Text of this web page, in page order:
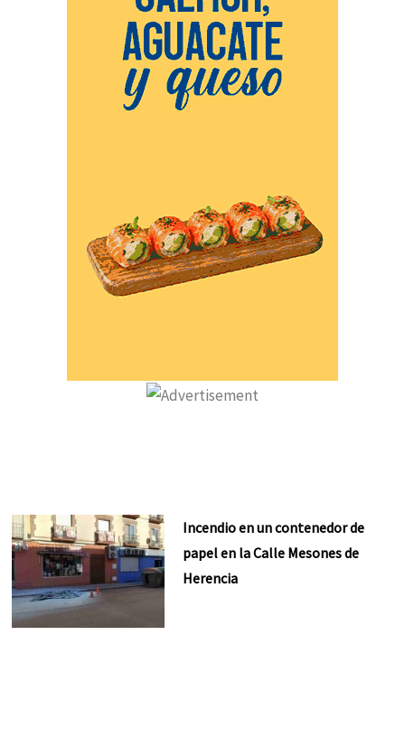
Incendio en un contenedor de
papel en la Calle Mesones de
Herencia